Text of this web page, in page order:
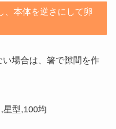
本体を逆さにして卵
場合は、箸で隙間を作